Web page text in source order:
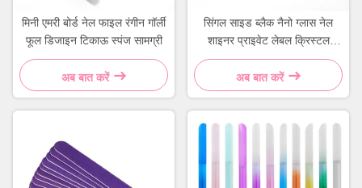
मिनी एमरी बोर्ड नेल फाइल रंगीन गॉर्ली
फूल डिजाइन टिकाऊ स्पंज सामग्री
अब बात करें
सिंगल साइड ब्लैक नैनो ग्लास नेल
शाइनर प्राइवेट लेबल क्रिस्टल
फाइलर लेदर केस के साथ
अब बात करें